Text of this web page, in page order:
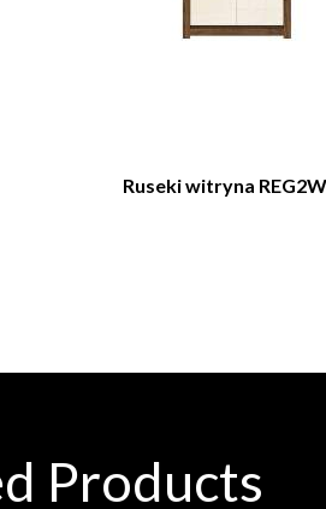
Ruseki witryna
Products